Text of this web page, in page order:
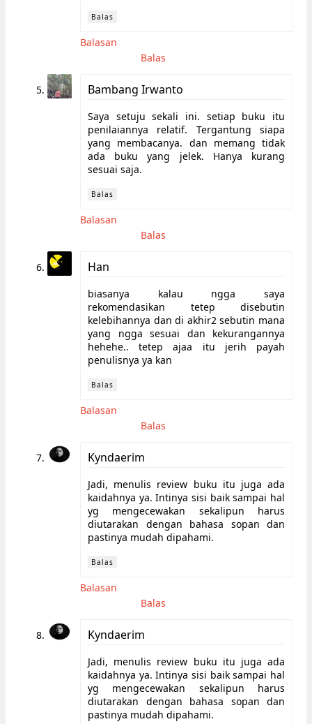
Balas
Balasan
Balas
Bambang Irwanto
Saya setuju sekali ini. setiap buku itu
penilaiannya relatif. Tergantung siapa
yang membacanya. dan memang tidak
ada buku yang jelek. Hanya kurang
sesuai saja.
Balas
Balasan
Balas
Han
biasanya kalau ngga saya
rekomendasikan tetep disebutin
kelebihannya dan di akhir2 sebutin mana
yang ngga sesuai dan kekurangannya
hehehe.. tetep ajaa itu jerih payah
penulisnya ya kan
Balas
Balasan
Balas
Kyndaerim
Jadi, menulis review buku itu juga ada
kaidahnya ya. Intinya sisi baik sampai hal
yg mengecewakan sekalipun harus
diutarakan dengan bahasa sopan dan
pastinya mudah dipahami.
Balas
Balasan
Balas
Kyndaerim
Jadi, menulis review buku itu juga ada
kaidahnya ya. Intinya sisi baik sampai hal
yg mengecewakan sekalipun harus
diutarakan dengan bahasa sopan dan
pastinya mudah dipahami.